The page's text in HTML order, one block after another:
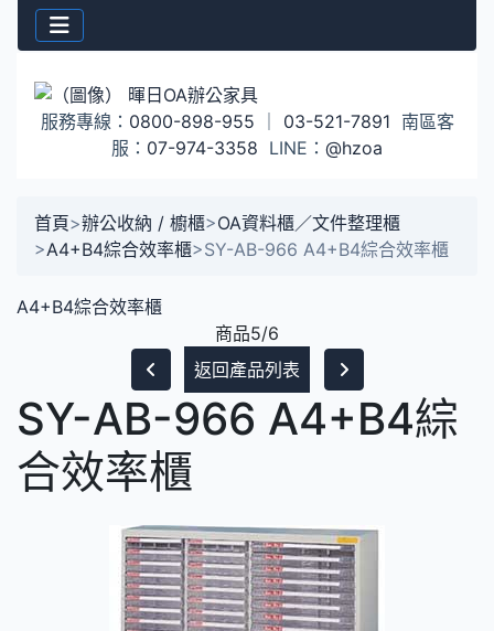
服務專線： 0800-898-955 03-521-7891 南區客
服： 07-974-3358 LINE： @hzoa
首頁>辦公收納 / 櫥櫃>OA資料櫃／文件整理櫃
>A4+B4綜合效率櫃>SY-AB-966 A4+B4綜合效率櫃
A4+B4綜合效率櫃
商品5/6
返回產品列表
SY-AB-966 A4+B4綜
合效率櫃